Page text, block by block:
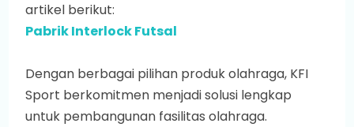
artikel berikut:
Pabrik Interlock Futsal
Dengan berbagai pilihan produk olahraga, KFI
Sport berkomitmen menjadi solusi lengkap
untuk pembangunan fasilitas olahraga.